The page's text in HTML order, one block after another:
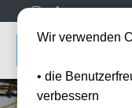
Wir verwenden
• die
verbessern